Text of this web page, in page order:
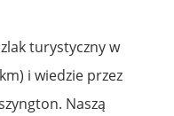
turystyczny w
i wiedzie przez
Naszą